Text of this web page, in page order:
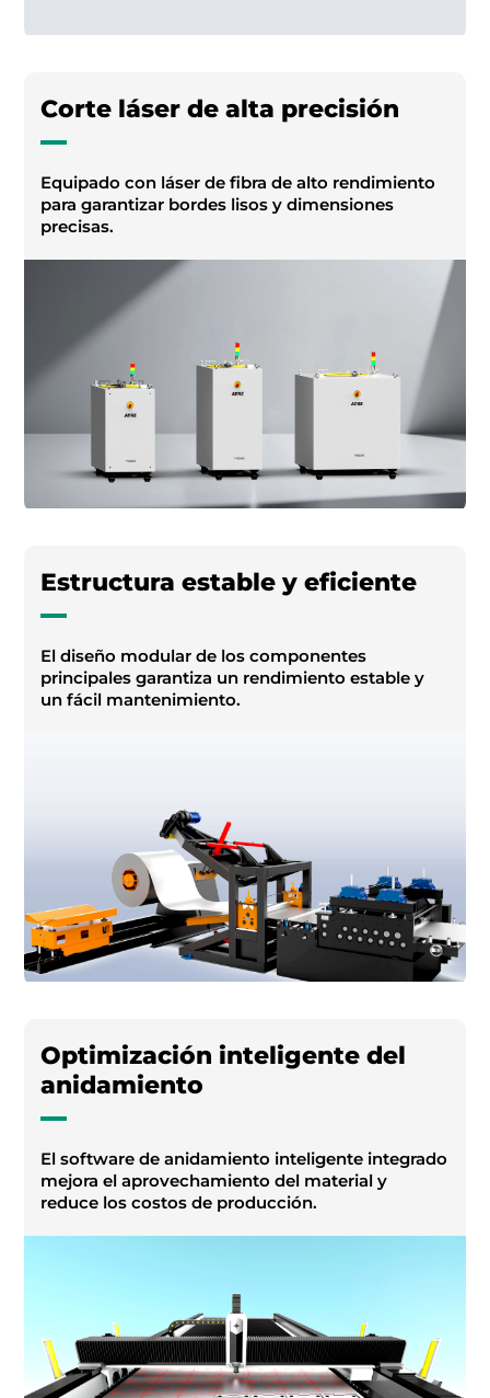
Corte láser de alta precisión
Equipado con láser de fibra de alto rendimiento
para garantizar bordes lisos y dimensiones
precisas.
Estructura estable y eficiente
El diseño modular de los componentes
principales garantiza un rendimiento estable y
un fácil mantenimiento.
Optimización inteligente del
anidamiento
El software de anidamiento inteligente integrado
mejora el aprovechamiento del material y
reduce los costos de producción.